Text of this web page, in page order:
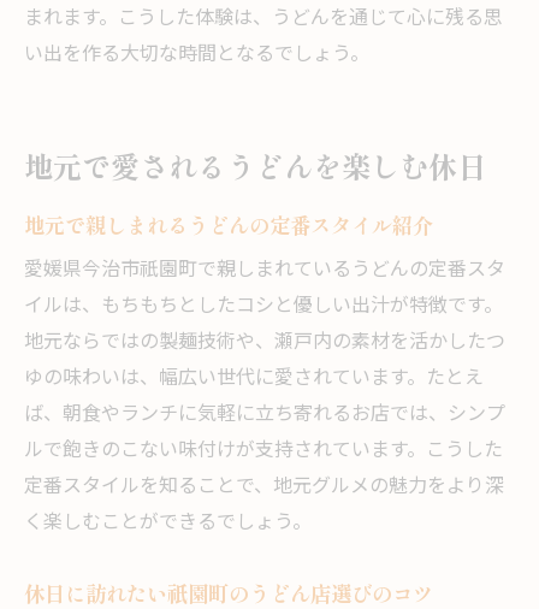
まれます。こうした体験は、うどんを通じて心に残る思
い出を作る大切な時間となるでしょう。
地元で愛されるうどんを楽しむ休日
地元で親しまれるうどんの定番スタイル紹介
愛媛県今治市祇園町で親しまれているうどんの定番スタ
イルは、もちもちとしたコシと優しい出汁が特徴です。
地元ならではの製麺技術や、瀬戸内の素材を活かしたつ
ゆの味わいは、幅広い世代に愛されています。たとえ
ば、朝食やランチに気軽に立ち寄れるお店では、シンプ
ルで飽きのこない味付けが支持されています。こうした
定番スタイルを知ることで、地元グルメの魅力をより深
く楽しむことができるでしょう。
休日に訪れたい祇園町のうどん店選びのコツ